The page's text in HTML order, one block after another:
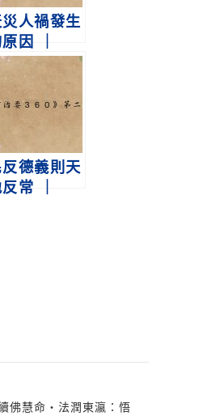
災人禍發生
因 ｜
書治要３
０》第二冊
集
反德義則天
常 ｜
佛慧命‧法潤東瀛：悟